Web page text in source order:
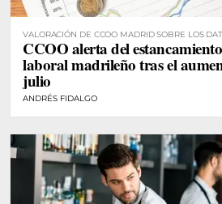
VALORACIÓN DE CCOO MADRID SOBRE LOS
CCOO alerta del
laboral madrileño tras el
julio
ANDRÉS FIDALGO